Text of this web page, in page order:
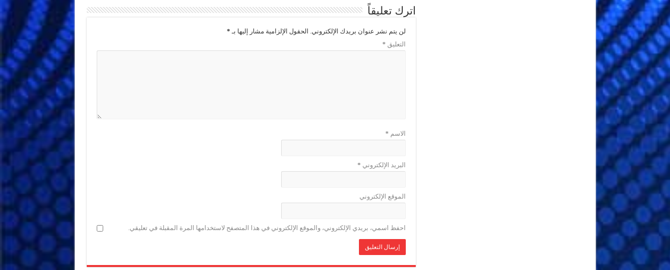
اترك تعليقاً
لن يتم نشر عنوان بريدك الإلكتروني. الحقول الإلزامية مشار إليها بـ *
التعليق *
الاسم *
البريد الإلكتروني *
الموقع الإلكتروني
احفظ اسمي، بريدي الإلكتروني، والموقع الإلكتروني في هذا المتصفح لاستخدامها المرة المقبلة في تعليقي.